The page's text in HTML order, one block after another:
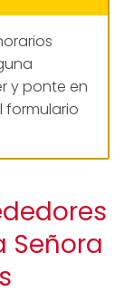
y ponte en
Señora